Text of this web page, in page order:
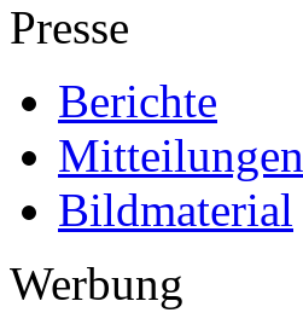
Presse
Berichte
Mitteilungen
Bildmaterial
Werbung